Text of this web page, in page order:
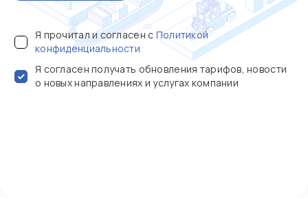
Я прочитал и согласен с Политикой
конфиденциальности
Я согласен получать обновления тарифов, новости
о новых направлениях и услугах компании